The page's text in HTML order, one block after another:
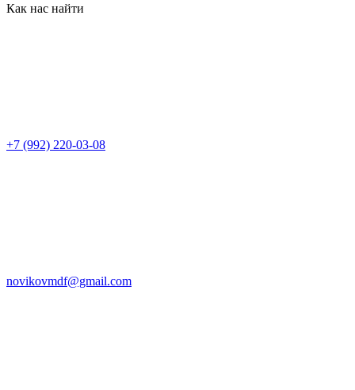
Как нас найти
+7 (992) 220-03-08
novikovmdf@gmail.com